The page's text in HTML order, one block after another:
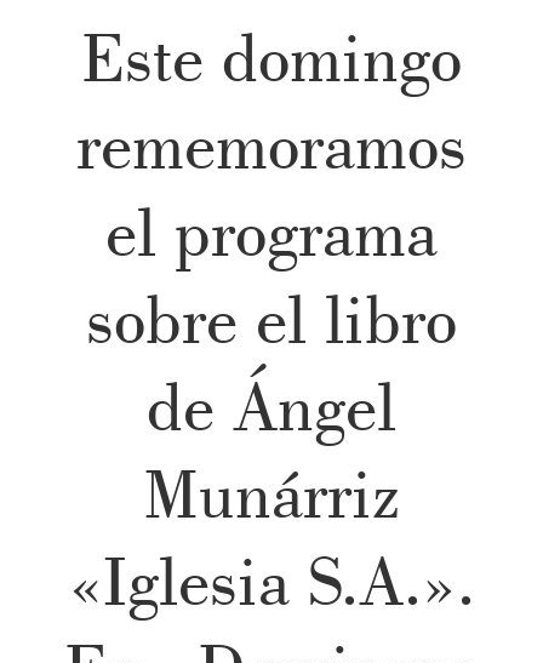
Este domingo
rememoramos
el programa
sobre el libro
de Ángel
Munárriz
«Iglesia S.A.».